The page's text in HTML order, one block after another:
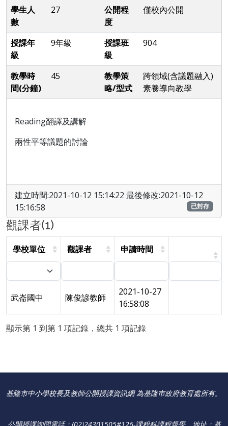
學生人
數
27
公開程
度
僅校內公開
授課年
級
9年級
授課班
級
904
教學時
間(分鐘)
45
教學策
略/型式
跨領域(含議題融入)
素養導向教學
Reading翻譯及講解
兩性平等議題的討論
建立時間:2021-10-12 15:14:22 最後修改:2021-10-12
15:16:58
已封存
觀課者(1)
學校單位 觀課者 申請時間
武崙國中 陳俊諺教師
2021-10-27
16:58:08
顯示第 1 到第 1 項記錄，總共 1 項記錄
基隆市中小學校長及教師公開授課資訊網 為基隆巿政府教育處所有。